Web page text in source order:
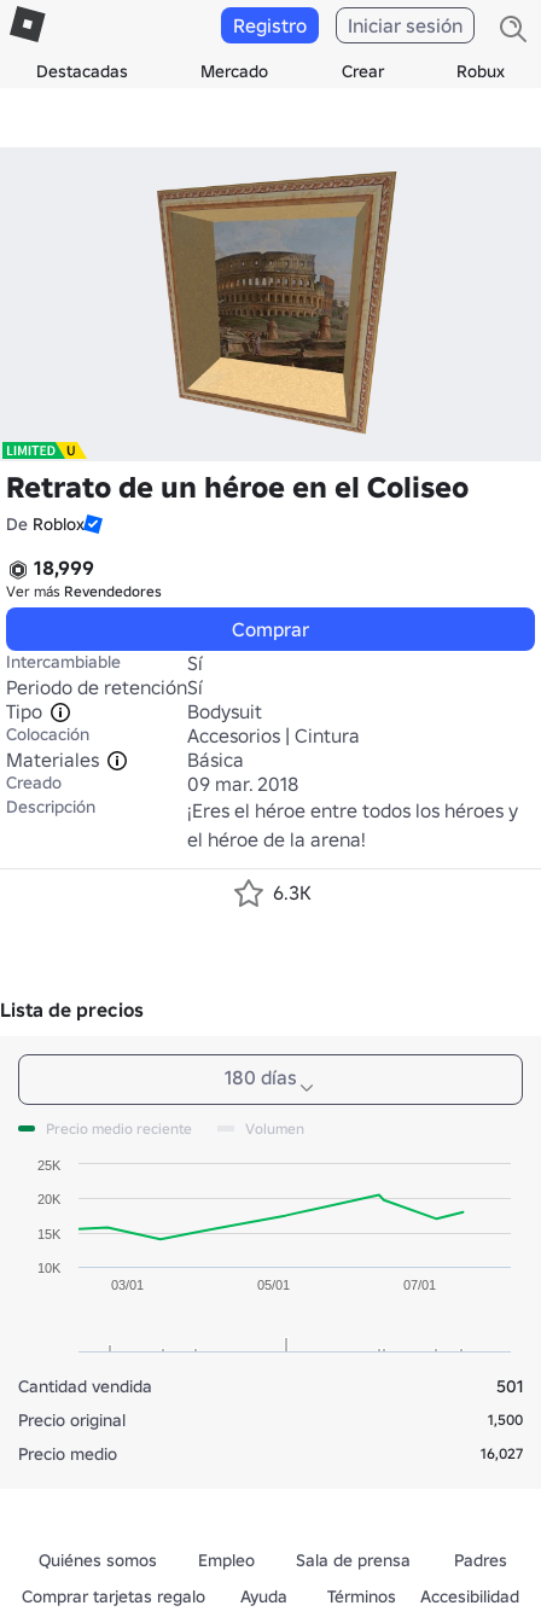
Destacadas Mercado Crear Robux
Registro Iniciar sesión
Retrato de un héroe en el Coliseo
De Roblox
18,999
Ver más Revendedores
Comprar
Intercambiable
Sí
Periodo de retenciónSí
Tipo
Bodysuit
Colocación
Accesorios | Cintura
Materiales
Básica
Creado 09 mar. 2018
Descripción
¡Eres el héroe entre todos los héroes y
el héroe de la arena!
6.3K
Lista de precios
180 días
Precio medio reciente Volumen
03/01 05/01 07/01
10K
15K
20K
25K
Cantidad vendida
501
Precio original
1,500
Precio medio 16,027
Quiénes somos Empleo Sala de prensa
Padres
Comprar tarjetas regalo
Ayuda Términos
Accesibilidad